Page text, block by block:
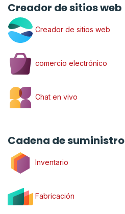
Creador de sitios web
Creador de sitios web
comercio electrónico
Chat en vivo
Cadena de suministro
Inventario
Fabricación